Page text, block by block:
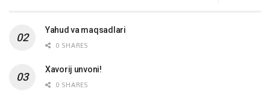
Yahud va maqsadlari
0 SHARES
Xavorij unvoni!
0 SHARES